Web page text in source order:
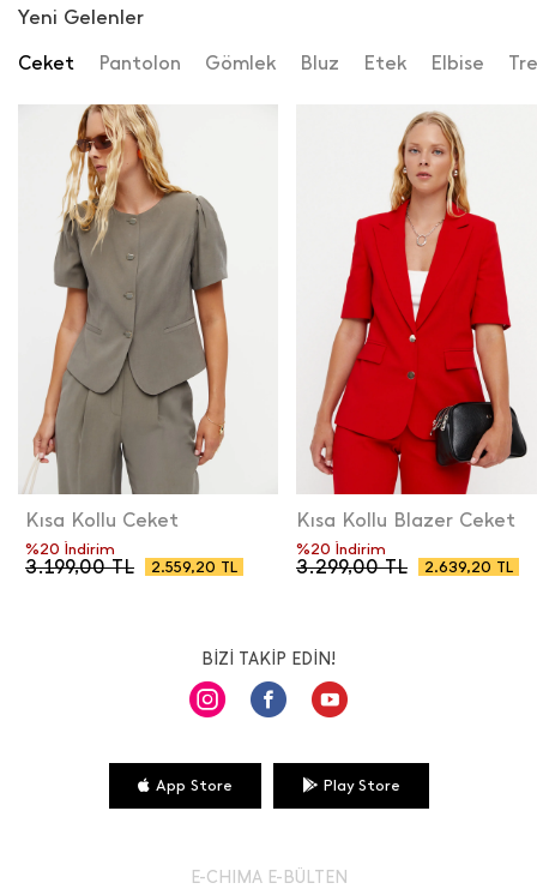
Yeni Gelenler
Ceket Pantolon Gömlek Bluz Etek Elbise
Kısa Kollu Ceket
3.199,00TL
%20 İndirim
2.559,20 TL
Kısa Kollu Blazer Ceket
3.299,00TL
%20 İndirim
2.639,20 TL
BİZİ TAKİP EDİN!
App Store Play Store
E-CHIMA E-BÜLTEN